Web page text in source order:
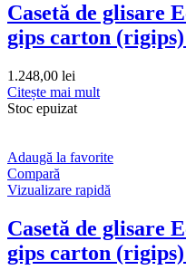
Casetă de glisare
gips carton
1.248,00 lei
Citește mai mult
Stoc epuizat
Adaugă la favorite
Compară
Vizualizare rapidă
Casetă de glisare
gips carton